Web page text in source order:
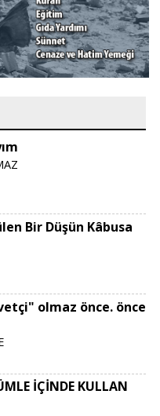
Bir Düşün Kâbusa
olmaz önce. önce
İÇİNDE KULLAN